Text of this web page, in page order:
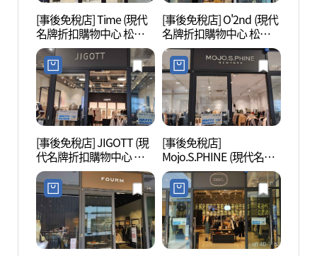
[事後免稅店] Time (現代
名牌折扣購物中心 松島
店)(타임 현대프리미엄아
울렛 송도점)
[事後免稅店] O'2nd (現代
名牌折扣購物中心 松島
店)(오즈세컨 현대프리미
엄아울렛 송도점)
[事後免稅店] JIGOTT (現
代名牌折扣購物中心 松
島店)(지고트 현대프리미
엄아울렛 송도점)
[事後免稅店]
Mojo.S.PHINE (現代名牌
折扣購物中心 松島店)(모
조에스핀 현대프리미엄
아울렛 송도점)